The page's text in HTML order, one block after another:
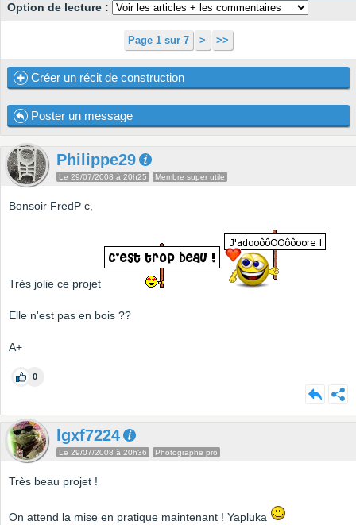
Option de lecture :
Page 1 sur 7 > >>
Créer un récit de construction
Poster un message
Philippe29
Le 29/07/2008 à 20h25 Membre super utile
Bonsoir FredP c,
Très jolie ce projet
Elle n'est pas en bois ??
A+
0
lgxf7224
Le 29/07/2008 à 20h36 Photographe pro
Très beau projet !
On attend la mise en pratique maintenant ! Yapluka